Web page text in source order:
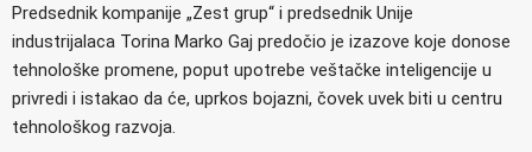
Predsednik kompanije „Zest grup“ i predsednik Unije
industrijalaca Torina Marko Gaj predočio je izazove koje donose
tehnološke promene, poput upotrebe veštačke inteligencije u
privredi i istakao da će, uprkos bojazni, čovek uvek biti u centru
tehnološkog razvoja.